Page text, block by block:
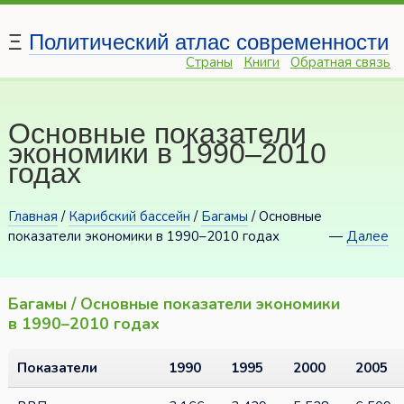
Ξ Политический атлас современности
Страны Книги Обратная связь
Основные показатели
экономики в 1990–2010
годах
Главная / Карибский бассейн / Багамы / Основные
показатели экономики в 1990–2010 годах
—Далее
Багамы / Основные показатели экономики
в 1990–2010 годах
Показатели 1990 1995 2000 2005